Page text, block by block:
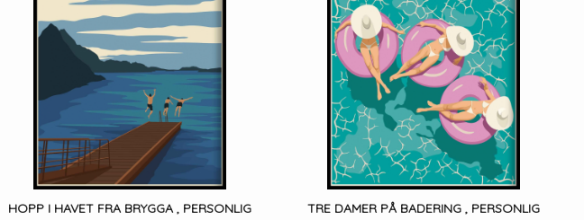
HOPP I HAVET FRA BRYGGA , PERSONLIG
TRE DAMER PÅ BADERING , PERSONLIG